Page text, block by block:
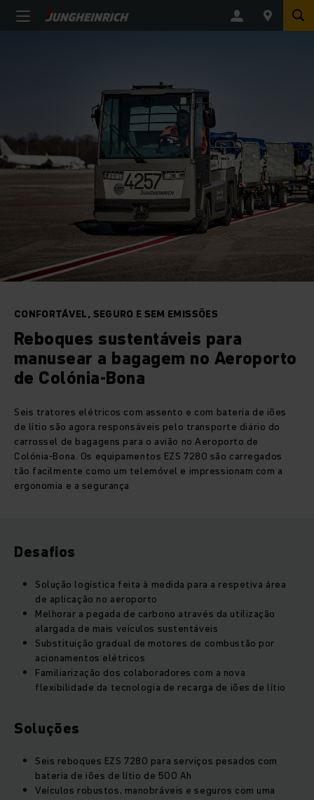
CONFORTÁVEL, SEGURO E SEM EMISSÕES
Reboques sustentáveis para
manusear a bagagem no Aeroporto
de Colónia-Bona
Seis tratores elétricos com assento e com bateria de iões
de lítio são agora responsáveis pelo transporte diário do
carrossel de bagagens para o avião no Aeroporto de
Colónia-Bona. Os equipamentos EZS 7280 são carregados
tão facilmente como um telemóvel e impressionam com a
ergonomia e a segurança
Desafios
Solução logística feita à medida para a respetiva área
de aplicação no aeroporto
Melhorar a pegada de carbono através da utilização
alargada de mais veículos sustentáveis
Substituição gradual de motores de combustão por
acionamentos elétricos
Familiarização dos colaboradores com a nova
flexibilidade da tecnologia de recarga de iões de lítio
Soluções
Seis reboques EZS 7280 para serviços pesados com
bateria de iões de lítio de 500 Ah
Veículos robustos, manobráveis e seguros com uma